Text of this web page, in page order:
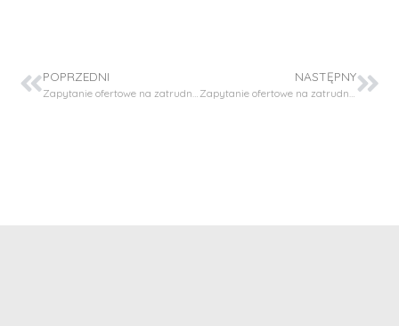
POPRZEDNI
Zapytanie ofertowe na zatrudnienie personelu Specjalista z zakresu Biochemii
NASTĘPNY
Zapytanie ofertowe na zatrudnienie personelu Specjalista z zakresu weterynarii